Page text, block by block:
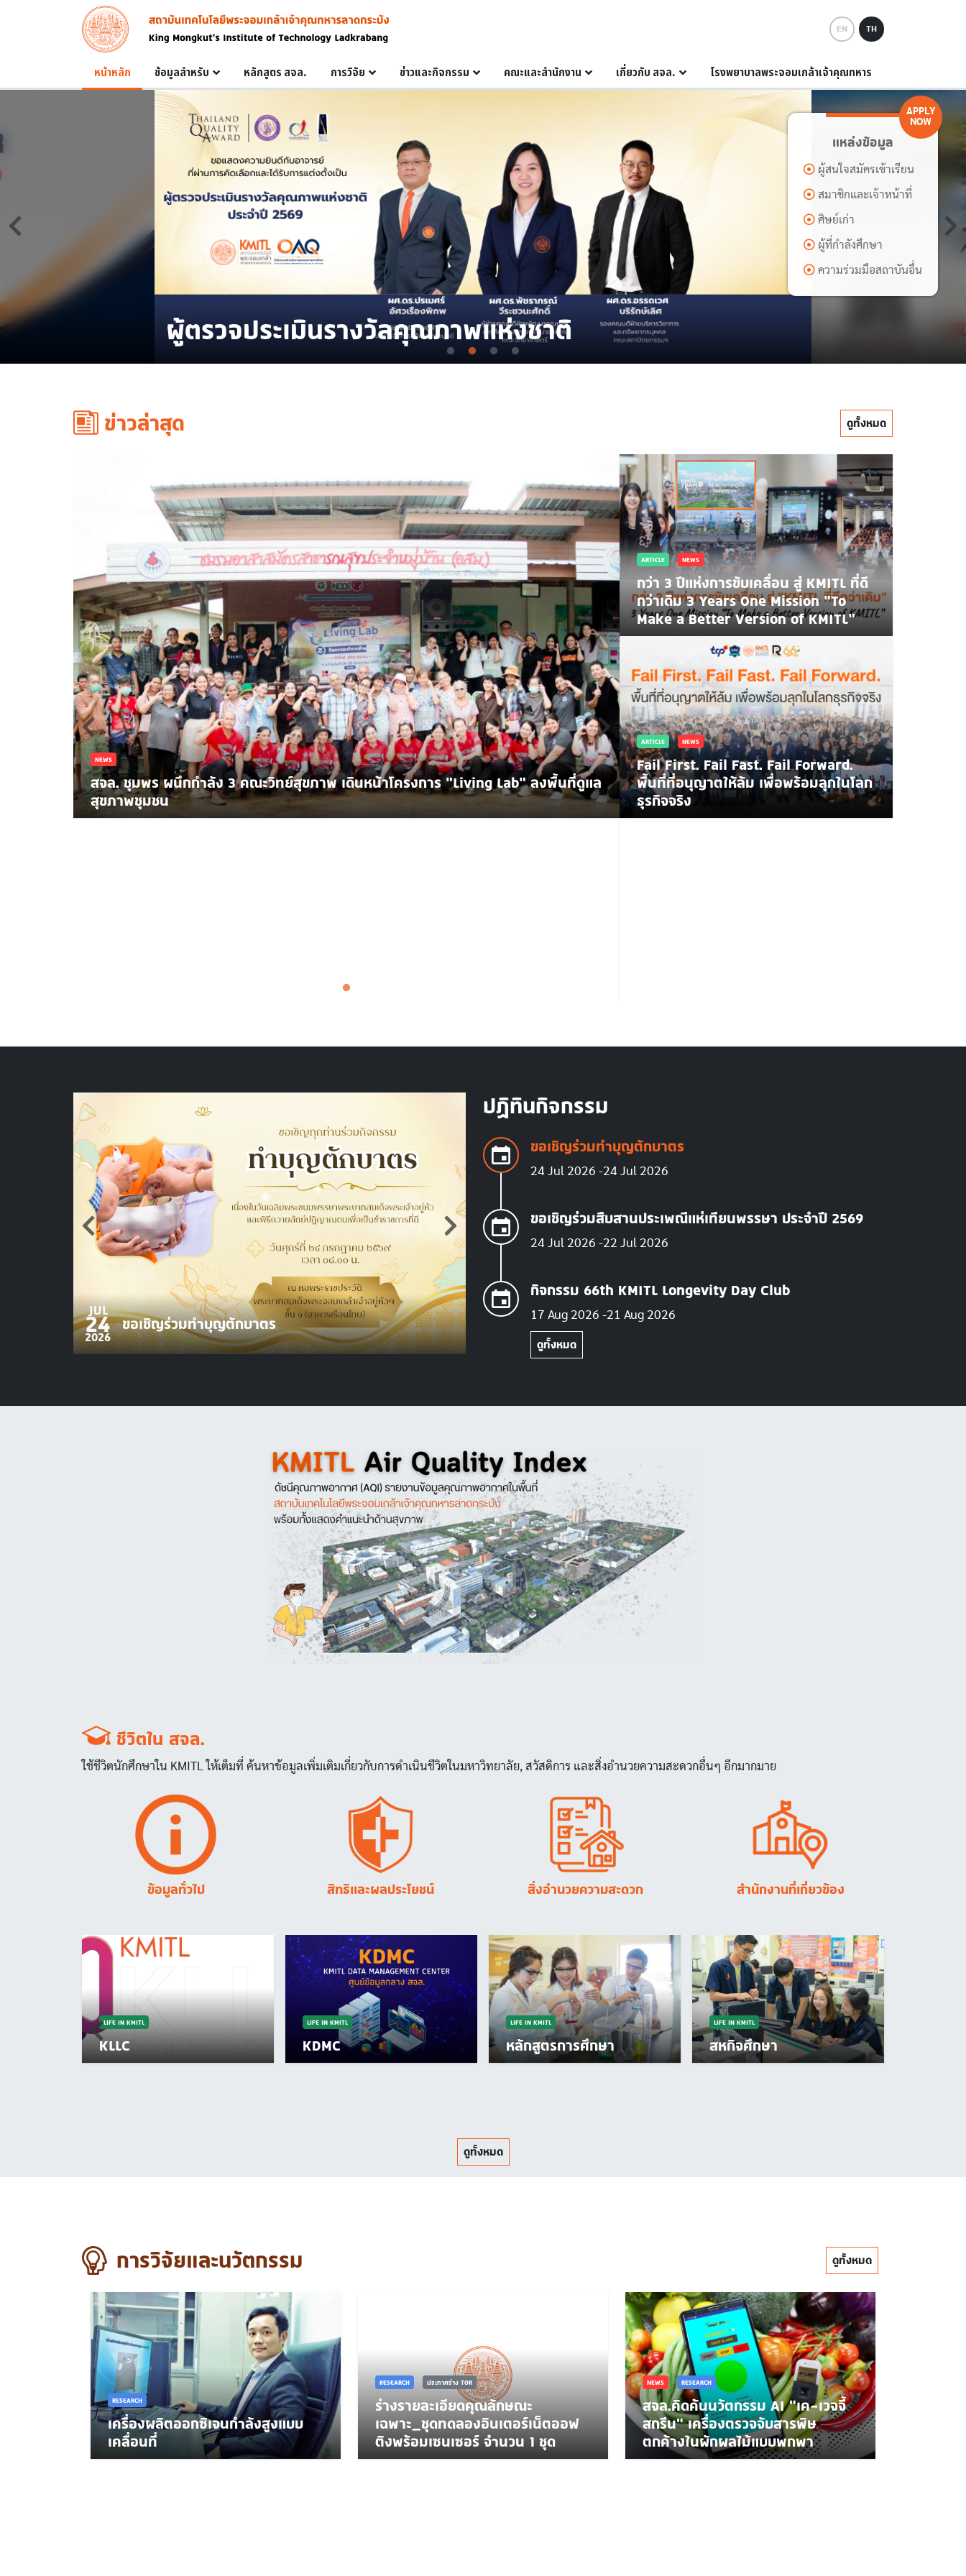
Skip to main content
Image
EN TH
Main navigation
หน้าหลัก ข้อมูลสำหรับ หลักสูตร สจล. การวิจัย ข่าวและกิจกรรม คณะและสำนักงาน เกี่ยวกับ สจล. โรงพยาบาลพระจอมเกล้าเจ้าคุณทหาร
ผู้ตรวจประเมินรางวัลคุณภาพแห่งชาติ .
APPLY
NOW
แหล่งข้อมูล
ผู้สนใจสมัครเข้าเรียน
สมาชิกและเจ้าหน้าที่
ศิษย์เก่า
ผู้ที่กำลังศึกษา
ความร่วมมือสถาบันอื่น
ข่าวล่าสุด
เสวนาและรับฟังการบรรยายพิเศษ "Farming The Future With KMITL Forum 2026
ดูทั้งหมด
ARTICLE NEWS
กว่า 3 ปีแห่งการขับเคลื่อน สู่ KMITL ที่ดี
กว่าเดิม 3 Years One Mission “To
Make a Better Version of KMITL”
ARTICLE NEWS
Fail First. Fail Fast. Fail Forward.
พื้นที่ที่อนุญาตให้ล้ม เพื่อพร้อมลุกในโลก
ธุรกิจจริง
JUL
24
2026
ขอเชิญร่วมทำบุญตักบาตร
JUL
22
ขอเชิญร่วมสืบสานประเพณีแห่เทียนพรรษา ประจำปี
2569
ปฏิทินกิจกรรม
ขอเชิญร่วมทำบุญตักบาตร
24 Jul 2026 24 Jul 2026
ขอเชิญร่วมสืบสานประเพณีแห่เทียนพรรษา ประจำปี 2569
24 Jul 2026 22 Jul 2026
กิจกรรม 66th KMITL Longevity Day Club
17 Aug 2026 21 Aug 2026
ดูทั้งหมด
ชีวิตใน สจล.
ใช้ชีวิตนักศึกษาใน KMITL ให้เต็มที่ ค้นหาข้อมูลเพิ่มเติมเกี่ยวกับการดำเนินชีวิตในมหาวิทยาลัย, สวัสดิการ และสิ่งอำนวยความสะดวกอื่นๆ อีกมากมาย
Image
ข้อมูลทั่วไป สิทธิและผลประโยชน์
Image
สิ่งอำนวยความสะดวก สำนักงานที่เกี่ยวข้อง
LIFE IN KMITL
KLLC
LIFE IN KMITL
KDMC
LIFE IN KMITL
หลักสูตรการศึกษา
LIFE IN KMITL
สหกิจศึกษา
ดูทั้งหมด
การวิจัยและนวัตกรรม ดูทั้งหมด
RESEARCH
เครื่องผลิตออกซิเจนกำลังสูงแบบ
เคลื่อนที่
RESEARCH ประกาศร่าง TOR
ร่างรายละเอียดคุณลักษณะ
เฉพาะ_ชุดทดลองอินเตอร์เน็ตออฟ
ติงพร้อมเซนเซอร์ จำนวน 1 ชุด
NEWS RESEARCH
สจล.คิดค้นนวัตกรรม AI "เค-เวจจี้
สกรีน" เครื่องตรวจจับสารพิษ
ตกค้างในผักผลไม้แบบพกพา